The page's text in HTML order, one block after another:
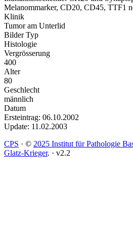
Melanommarker, CD20, CD45, TTF1
Klinik
Tumor am Unterlid
Bilder Typ
Histologie
Vergrösserung
400
Alter
80
Geschlecht
männlich
Datum
Ersteintrag: 06.10.2002
Update: 11.02.2003
CPS · © 2025 Institut für Pathologie
Glatz-Krieger. · v2.2